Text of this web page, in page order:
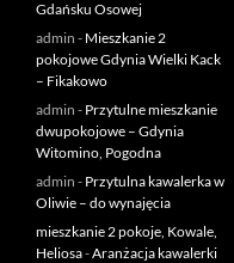
Gdańsku Osowej
admin - Mieszkanie 2
pokojowe Gdynia Wielki Kack
– Fikakowo
admin - Przytulne mieszkanie
dwupokojowe – Gdynia
Witomino, Pogodna
admin - Przytulna kawalerka w
Oliwie – do wynajęcia
mieszkanie 2 pokoje, Kowale,
Heliosa-Aranżacja kawalerki